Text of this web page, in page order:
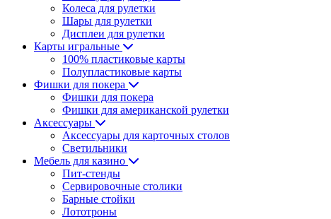
Колеса для рулетки
Шары для рулетки
Дисплеи для рулетки
Карты игральные
100% пластиковые карты
Полупластиковые карты
Фишки для покера
Фишки для покера
Фишки для американской рулетки
Аксессуары
Аксессуары для карточных столов
Светильники
Мебель для казино
Пит-стенды
Сервировочные столики
Барные стойки
Лототроны